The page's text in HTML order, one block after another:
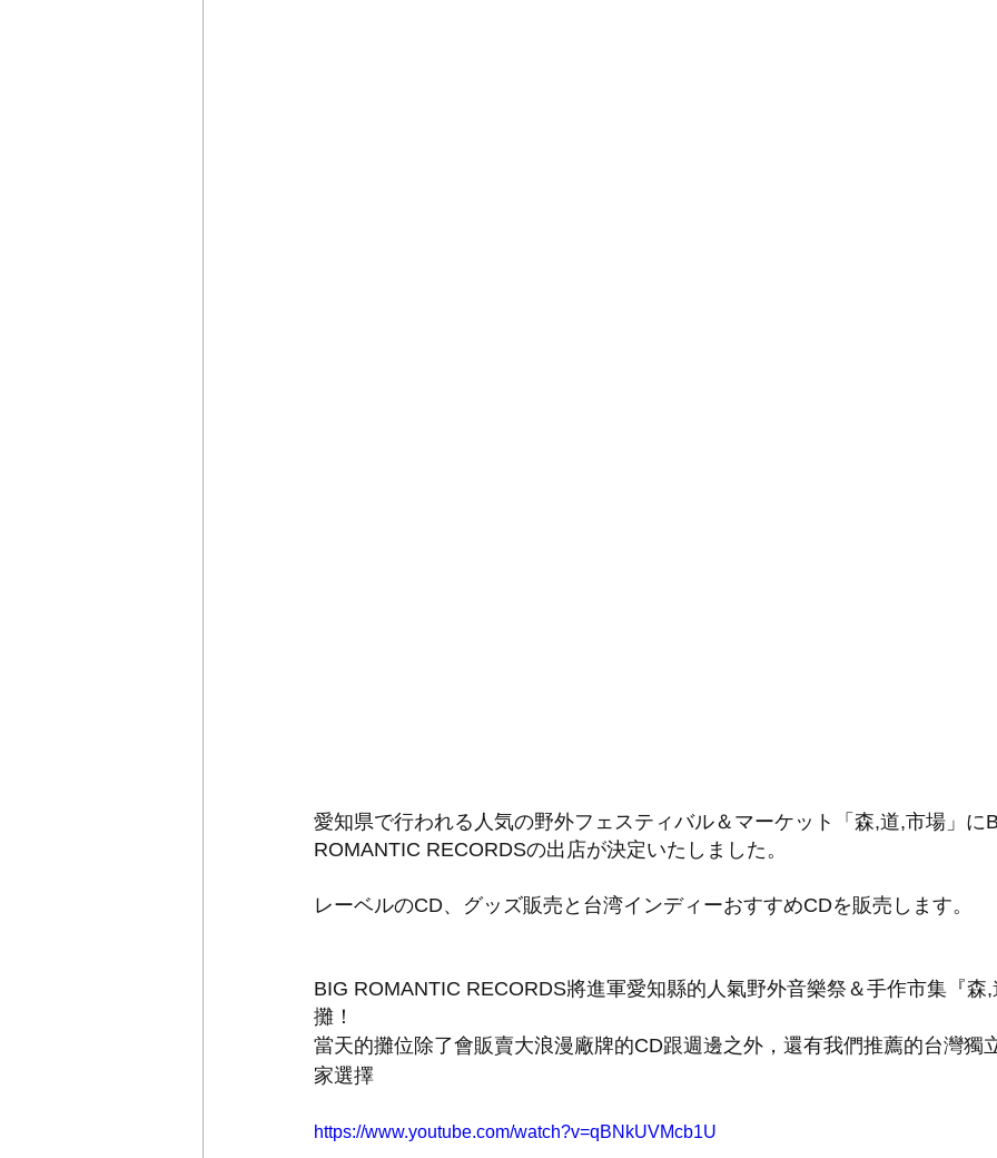
愛知県で行われる人気の野外フェスティバル＆マーケット「森,道,市場」に
ROMANTIC RECORDSの出店が決定いたしました。
レーベルのCD、グッズ販売と台湾インディーおすすめCDを販売します。
BIG ROMANTIC RECORDS將進軍愛知縣的人氣野外音樂祭＆手作市集『森
攤！
當天的攤位除了會販賣大浪漫廠牌的CD跟週邊之外，還有我們推薦的台灣獨
家選擇
https://www.youtube.com/watch?v=qBNkUVMcb1U